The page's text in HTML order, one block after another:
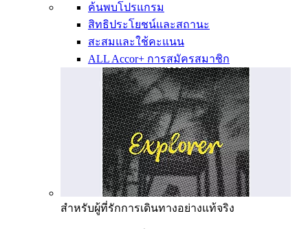
ค้นพบโปรแกรม
สิทธิประโยชน์และสถานะ
สะสมและใช้คะแนน
ALL Accor+ การสมัครสมาชิก
สำหรับผู้ที่รักการเดินทางอย่างแท้จริง